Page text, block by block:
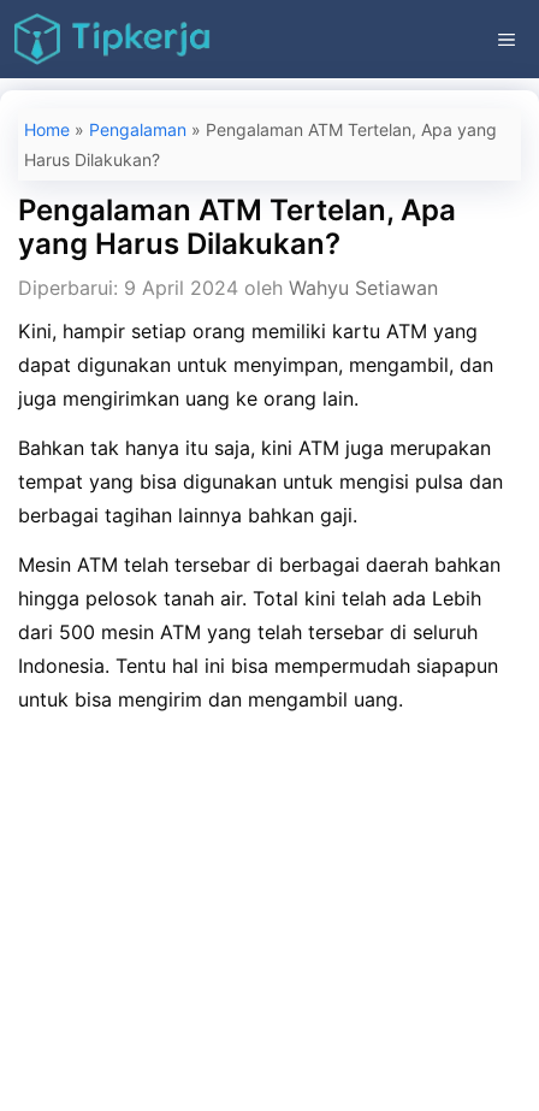
Langsung
ke
isi
Home » Pengalaman » Pengalaman ATM Tertelan, Apa yang
Harus Dilakukan?
Pengalaman ATM Tertelan, Apa
yang Harus Dilakukan?
Diperbarui: 9 April 2024 oleh Wahyu Setiawan
Kini, hampir setiap orang memiliki kartu ATM yang
dapat digunakan untuk menyimpan, mengambil, dan
juga mengirimkan uang ke orang lain.
Bahkan tak hanya itu saja, kini ATM juga merupakan
tempat yang bisa digunakan untuk mengisi pulsa dan
berbagai tagihan lainnya bahkan gaji.
Mesin ATM telah tersebar di berbagai daerah bahkan
hingga pelosok tanah air. Total kini telah ada Lebih
dari 500 mesin ATM yang telah tersebar di seluruh
Indonesia. Tentu hal ini bisa mempermudah siapapun
untuk bisa mengirim dan mengambil uang.